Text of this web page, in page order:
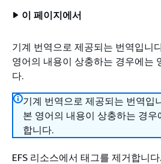
이 페이지에서
기계 번역으로 제공되는 번역입니
영어의 내용이 상충하는 경우에는
다.
기계 번역으로 제공되는 번역입
본 영어의 내용이 상충하는 경
합니다.
EFS 리소스에서 태그를 제거합니